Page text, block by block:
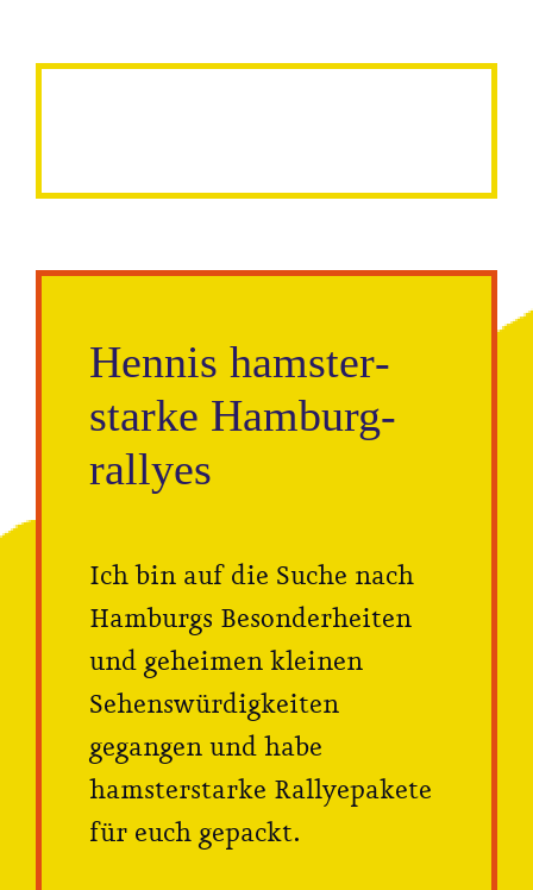
Hennis hamster­
starke Hamburg­
rallyes
Ich bin auf die Suche nach
Hamburgs Besonderheiten
und geheimen kleinen
Sehenswürdigkeiten
gegangen und habe
hamsterstarke Rallyepakete
für euch gepackt.